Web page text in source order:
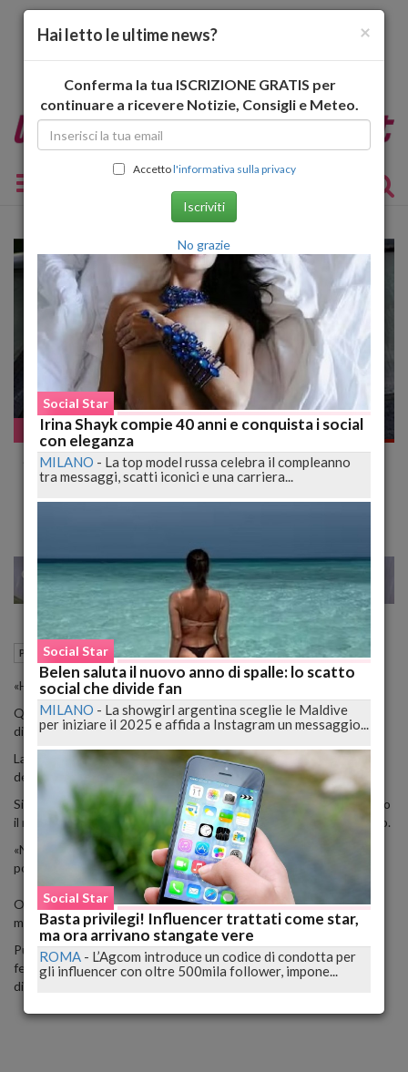
Toggle navigation
Pazzo WEB
Sesso col Fidanzato del Padre. La
Confessione Shock
MILANO 22 23
Pazzo WEB 14 Maggio 2015 05:00
«Ho fatto sesso con il compagno di mio padre».
Questa è la confessione choc di una figlia al Sun, che però sceglie
di mantenere l'anonimato.
La ragazza ammette di essere stata molto ubriaca la sera
dell'incontro.
Si trovava in un locale e aveva bevuto troppo quando ha incontrato
il nuovo compagno del padre, da qualche anno ormai gay dichiarato.
«Non so cosa mi sia preso ma abbiamo fatto sesso nei sedili
posteriori della macchina di mio padre».
Ora però confessa di stare malissimo: «Ero così disgustata la
mattina successiva, mi sono sentita usata».
Purtroppo però non può dire al padre che il suo compagno non è
fedele e che le sue inclinazioni sessuali sono diverse da quelle
dichiarate al genitore.
×
Hai letto le ultime news?
Conferma la tua ISCRIZIONE GRATIS per
continuare a ricevere Notizie, Consigli e Meteo.
Accettol'informativa sulla privacy
Iscriviti
No grazie
Social Star
Irina Shayk compie 40 anni e conquista i social
con eleganza
MILANO - La top model russa celebra il compleanno
tra messaggi, scatti iconici e una carriera...
Social Star
Belen saluta il nuovo anno di spalle: lo scatto
social che divide fan
MILANO - La showgirl argentina sceglie le Maldive
per iniziare il 2025 e affida a Instagram un messaggio...
Social Star
Basta privilegi! Influencer trattati come star,
ma ora arrivano stangate vere
ROMA - L’Agcom introduce un codice di condotta per
gli influencer con oltre 500mila follower, impone...